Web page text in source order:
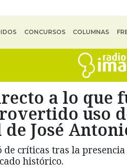
CONCURSOS COLUMNAS
a lo que
uso
José
críticas tras la presencia
histórico.